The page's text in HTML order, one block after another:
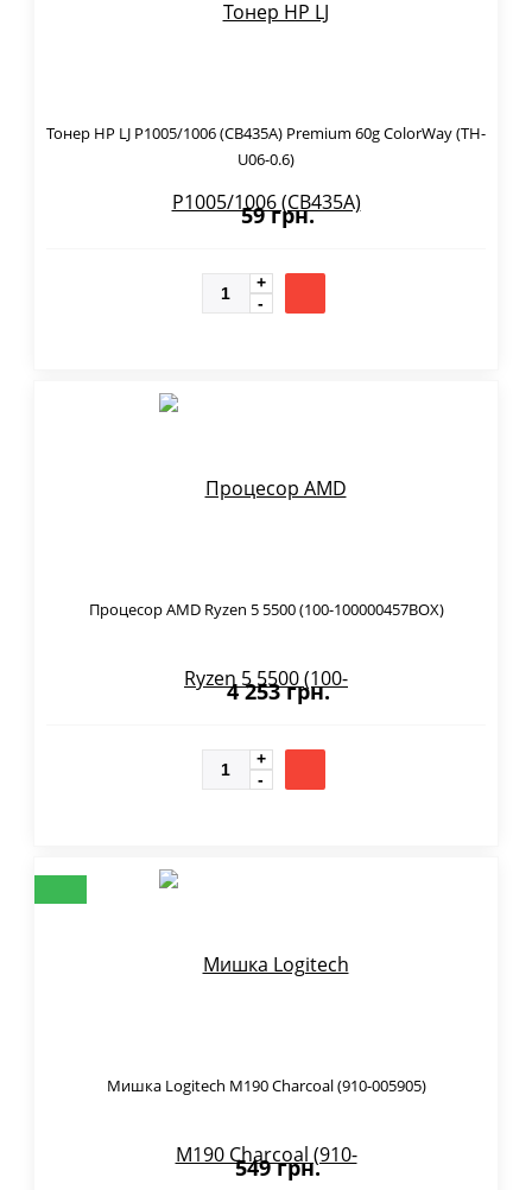
Тонер HP LJ P1005/1006 (CB435A) Premium 60g ColorWay (TH-
U06-0.6)
59 грн.
Процесор AMD Ryzen 5 5500 (100-100000457BOX)
4 253 грн.
Мишка Logitech M190 Charcoal (910-005905)
549 грн.